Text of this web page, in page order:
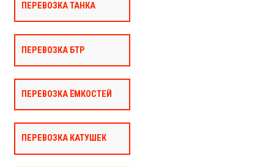
ПЕРЕВОЗКА ТАНКА
ПЕРЕВОЗКА БТР
ПЕРЕВОЗКА ЁМКОСТЕЙ
ПЕРЕВОЗКА КАТУШЕК